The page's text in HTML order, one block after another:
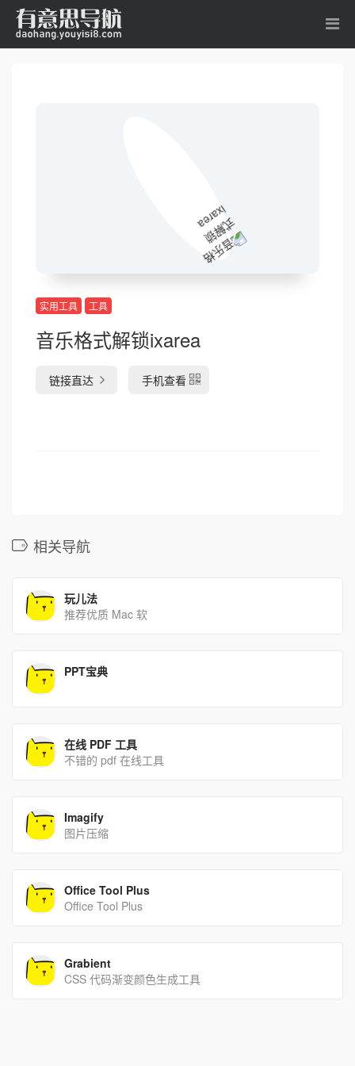
实用工具 工具
音乐格式解锁ixarea
链接直达 手机查看
相关导航
玩儿法
推荐优质 Mac 软
PPT宝典
在线 PDF 工具
不错的 pdf 在线工具
Imagify
图片压缩
Office Tool Plus
Office Tool Plus
Grabient
CSS 代码渐变颜色生成工具